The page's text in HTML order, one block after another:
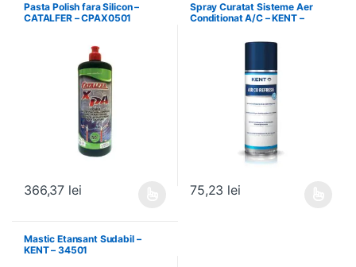
Pasta Polish fara Silicon –
CATALFER – CPAX0501
366,37 lei
Spray Curatat Sisteme Aer
Conditionat A/C – KENT –
75,23 lei
Mastic Etansant Sudabil –
KENT – 34501